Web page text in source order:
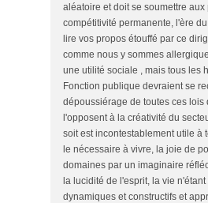
aléatoire et doit se soumettre
compétitivité permanente, l'ère
lire vos propos étouffé par ce
comme nous y sommes
une utilité sociale , mais tous les
Fonction publique devraient se
dépoussiérage de toutes ces lois
l'opposent à la créativité du
soit est incontestablement utile à
le nécessaire à vivre, la joie de
domaines par un imaginaire
la lucidité de l'esprit, la vie
dynamiques et constructifs et